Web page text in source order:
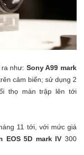
như: Sony A99 mark
cảm biến; sử dụng 2
thọ màn trập lên tới
11 tới, với mức giá
EOS 5D mark IV 300